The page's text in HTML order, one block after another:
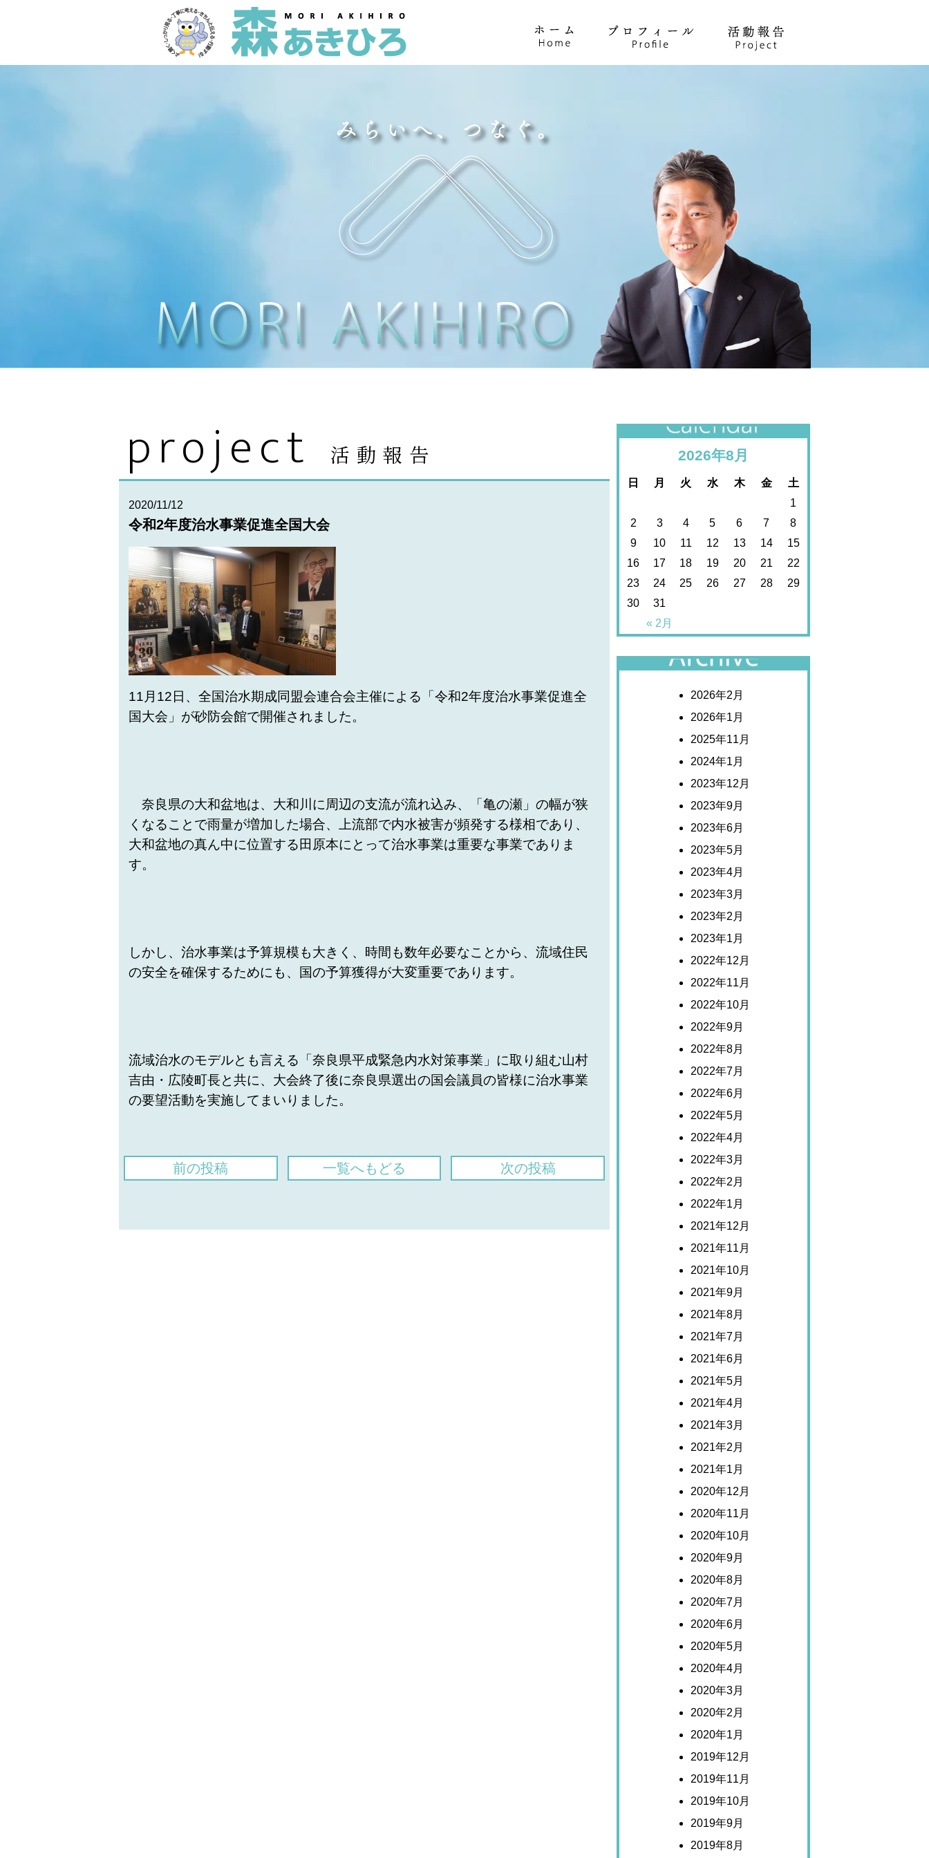
project 活動報告
2020/11/12
令和2年度治水事業促進全国大会
11 月 12 日、全国治水期成同盟会連合会主催による「令和2年度治水事業促進全
国大会」が砂防会館で開催されました。
奈良県の大和盆地は、大和川に周辺の支流が流れ込み、「亀の瀬」の幅が狭
くなることで雨量が増加した場合、上流部で内水被害が頻発する様相であり、
大和盆地の真ん中に位置する田原本にとって治水事業は重要な事業でありま
す。
しかし、治水事業は予算規模も大きく、時間も数年必要なことから、流域住民
の安全を確保するためにも、国の予算獲得が大変重要であります。
流域治水のモデルとも言える「奈良県平成緊急内水対策事業」に取り組む山村
吉由・広陵町長と共に、大会終了後に奈良県選出の国会議員の皆様に治水事業
の要望活動を実施してまいりました。
前の投稿 一覧へもどる 次の投稿
2026年8月
日 月 火 水 木 金 土
« 2月
1
2
3 4 5 6 7
8
9
10 11 12 13 14
15
16
17 18 19 20 21
22
23
24 25 26 27 28
29
30
31
2026年2月
2026年1月
2025年11月
2024年1月
2023年12月
2023年9月
2023年6月
2023年5月
2023年4月
2023年3月
2023年2月
2023年1月
2022年12月
2022年11月
2022年10月
2022年9月
2022年8月
2022年7月
2022年6月
2022年5月
2022年4月
2022年3月
2022年2月
2022年1月
2021年12月
2021年11月
2021年10月
2021年9月
2021年8月
2021年7月
2021年6月
2021年5月
2021年4月
2021年3月
2021年2月
2021年1月
2020年12月
2020年11月
2020年10月
2020年9月
2020年8月
2020年7月
2020年6月
2020年5月
2020年4月
2020年3月
2020年2月
2020年1月
2019年12月
2019年11月
2019年10月
2019年9月
2019年8月